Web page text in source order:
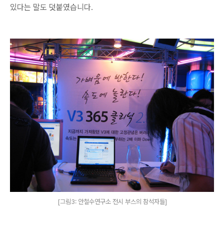
있다는 말도 덧붙였습니다.
[그림3: 안철수연구소 전시 부스의 참석자들]